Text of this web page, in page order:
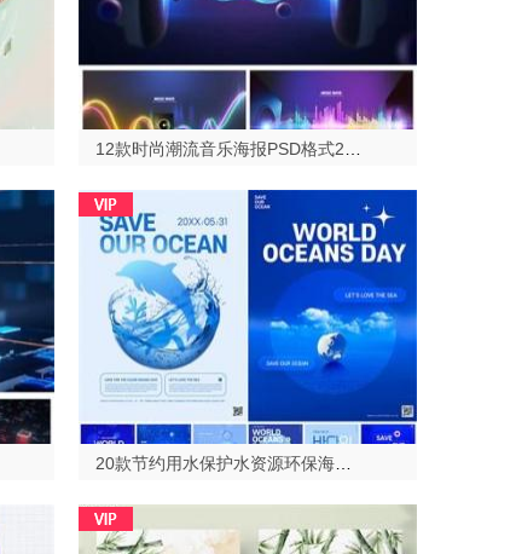
12款时尚潮流音乐海报PSD格式2023513
20款节约用水保护水资源环保海报PSD格式2023513